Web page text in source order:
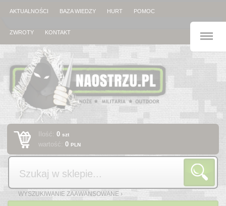
AKTUALNOŚCI BAZA WIEDZY HURT POMOC
ZWROTY KONTAKT
Ilość:0szt
wartość:0PLN
Szukaj
WYSZUKIWANIE ZAAWANSOWANE ›